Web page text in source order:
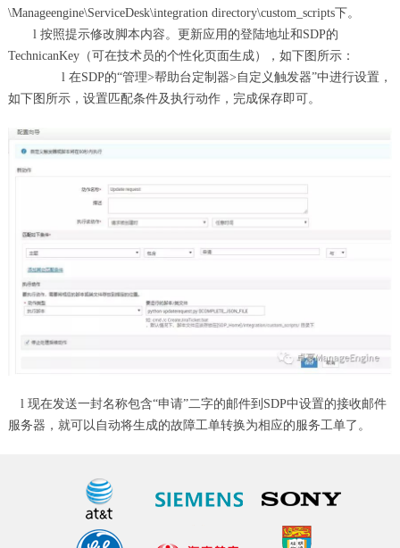
\Manageengine\ServiceDesk\integration directory\custom_scripts下。
l 按照提示修改脚本内容。更新应用的登陆地址和SDP的
TechnicanKey（可在技术员的个性化页面生成），如下图所示：
l 在SDP的“管理>帮助台定制器>自定义触发器”中进行设置，
如下图所示，设置匹配条件及执行动作，完成保存即可。
l 现在发送一封名称包含“申请”二字的邮件到SDP中设置的接收邮件
服务器，就可以自动将生成的故障工单转换为相应的服务工单了。